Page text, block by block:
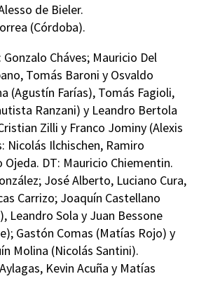
de Bieler.
(Córdoba).
Cháves; Mauricio Del
Tomás Baroni y Osvaldo
(Agustín Farías), Tomás Fagioli,
Ranzani) y Leandro Bertola
Zilli y Franco Jominy (Alexis
Nicolás Ilchischen, Ramiro
DT: Mauricio Chiementin.
José Alberto, Luciano Cura,
Carrizo; Joaquín Castellano
Leandro Sola y Juan Bessone
Gastón Comas (Matías Rojo) y
Molina (Nicolás Santini).
Kevin Acuña y Matías